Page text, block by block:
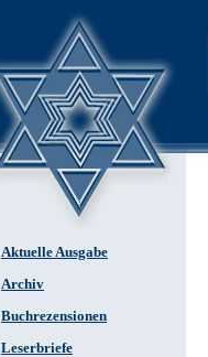
Aktuelle Ausgabe
Archiv
Buchrezensionen
Leserbriefe